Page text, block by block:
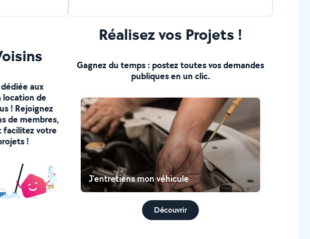
aux
location de
! Rejoignez
de membres,
facilitez votre
!
Réalisez vos Projets !
Gagnez du temps : postez toutes vos demandes
publiques en un clic.
J'entretiens mon véhicule
Découvrir